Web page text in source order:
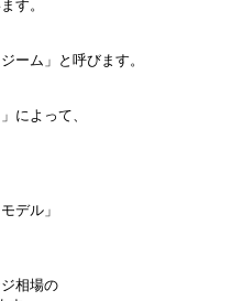
す。
ーム」と呼びます。
によって、
デル」
相場の